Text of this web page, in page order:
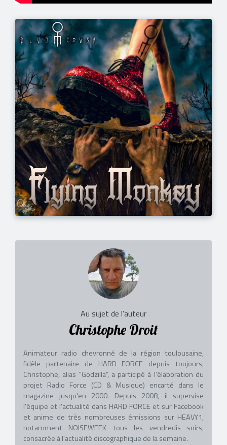
Au sujet de l'auteur
Christophe Droit
Animateur radio chevronné de la région toulousaine,
fidèle partenaire de HARD FORCE depuis toujours,
Christophe, alias "Godzilla", a participé à l'élaboration du
projet Radio Force (CD & Musique) encarté dans le
magazine jusqu'en 2000. Depuis 2008, il supervise
l'équipe et l'actualité dans HARD FORCE et sur Facebook
et anime de très nombreuses émissions sur HEAVY1,
notamment NOISEWEEK tous les vendredis soirs,
consacrée à l'actualité discographique de la semaine.